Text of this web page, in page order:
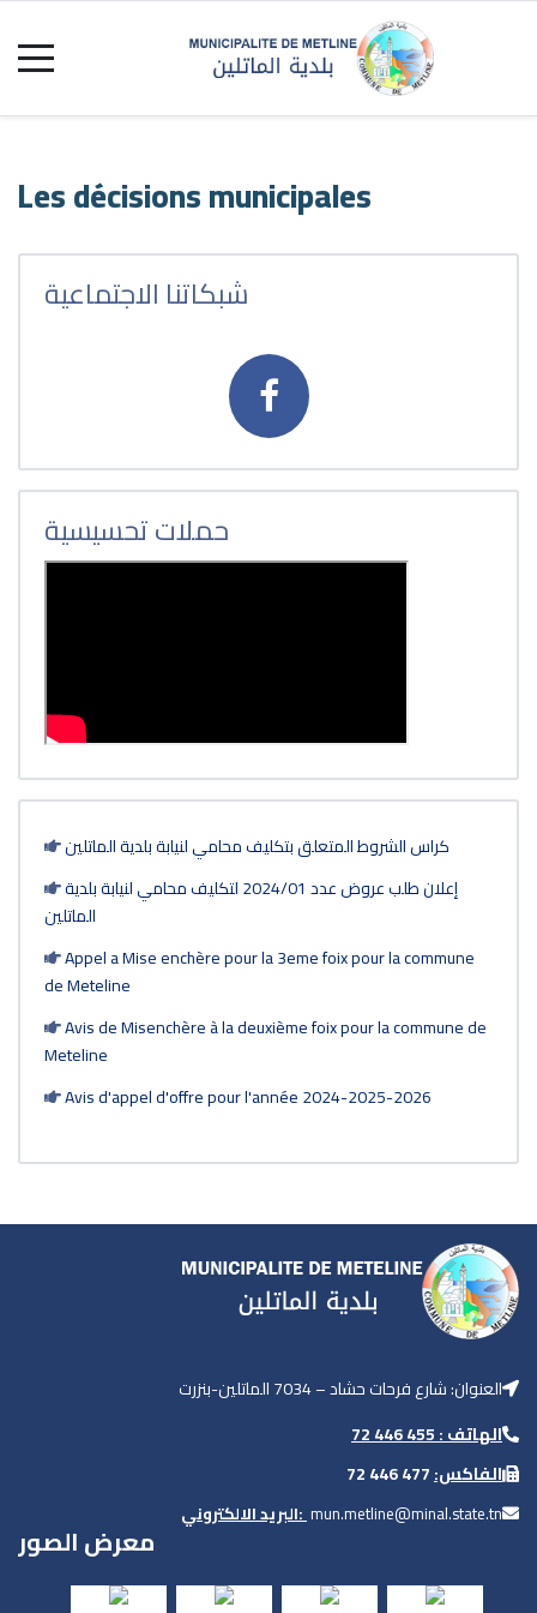
Les décisions municipales
شبكاتنا الاجتماعية
حملات تحسيسية
كراس الشروط المتعلق بتكليف محامي لنيابة بلدية الماتلين
إعلان طلب عروض عدد 2024/01 لتكليف محامي لنيابة بلدية
الماتلين
Appel a Mise enchère pour la 3eme foix pour la commune
de Meteline
Avis de Misenchère à la deuxième foix pour la commune de
Meteline
Avis d'appel d'offre pour l'année 2024-2025-2026
العنوان: شارع فرحات حشاد – 7034 الماتلين-بنزرت
الهاتف : 455 446 72
الفاكس:
البريد الالكتروني:mun.metline@minal.state.tn
معرض الصور